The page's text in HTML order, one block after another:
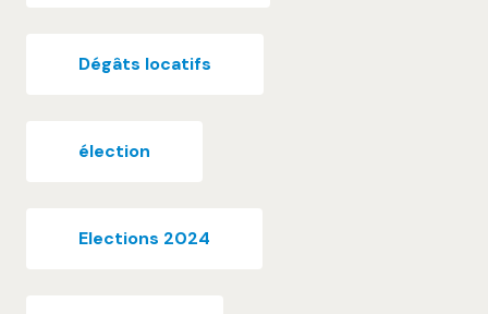
Dégâts locatifs
élection
Elections 2024